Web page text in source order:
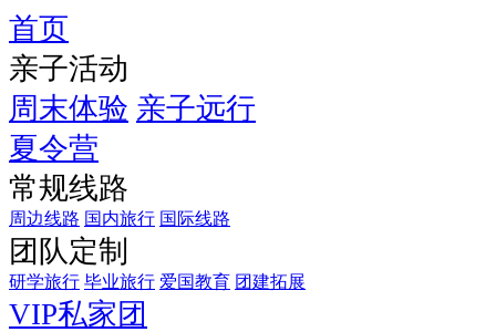
首页
亲子活动
周末体验 亲子远行
夏令营
常规线路
周边线路 国内旅行 国际线路
团队定制
研学旅行 毕业旅行 爱国教育 团建拓展
VIP私家团